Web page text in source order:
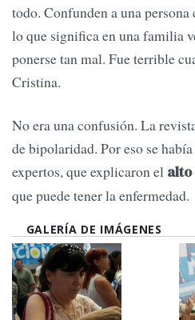
todo. Confunden a una
lo que significa en una familia
ponerse tan mal. Fue terrible
Cristina.
No era una confusión. La
de bipolaridad. Por eso se
expertos, que explicaron el
que puede tener la enfermedad.
GALERÍA DE IMÁGENES